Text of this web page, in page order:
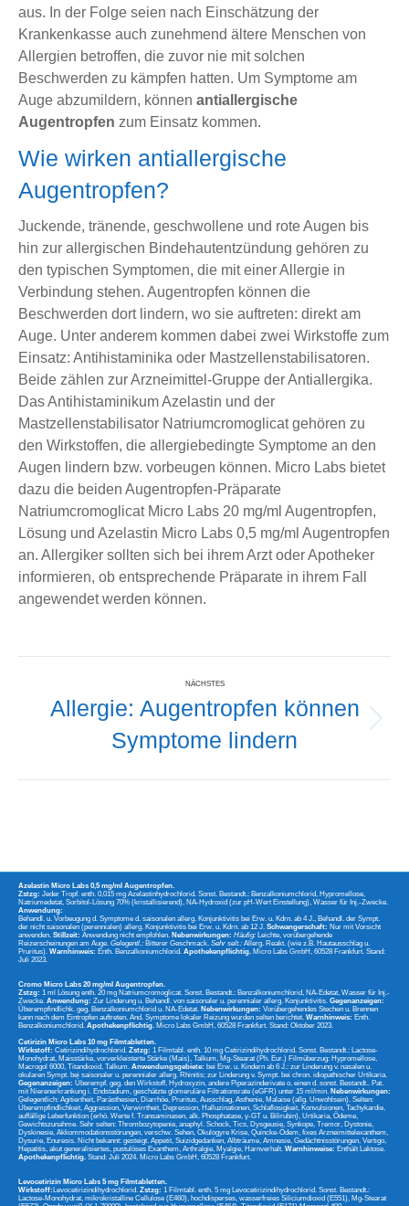
aus. In der Folge seien nach Einschätzung der
Krankenkasse auch zunehmend ältere Menschen von
Allergien betroffen, die zuvor nie mit solchen
Beschwerden zu kämpfen hatten. Um Symptome am
Auge abzumildern, können antiallergische
Augentropfen zum Einsatz kommen.
Wie wirken antiallergische
Augentropfen?
Juckende, tränende, geschwollene und rote Augen bis
hin zur allergischen Bindehautentzündung gehören zu
den typischen Symptomen, die mit einer Allergie in
Verbindung stehen. Augentropfen können die
Beschwerden dort lindern, wo sie auftreten: direkt am
Auge. Unter anderem kommen dabei zwei Wirkstoffe zum
Einsatz: Antihistaminika oder Mastzellenstabilisatoren.
Beide zählen zur Arzneimittel-Gruppe der Antiallergika.
Das Antihistaminikum Azelastin und der
Mastzellenstabilisator Natriumcromoglicat gehören zu
den Wirkstoffen, die allergiebedingte Symptome an den
Augen lindern bzw. vorbeugen können. Micro Labs bietet
dazu die beiden Augentropfen-Präparate
Natriumcromoglicat Micro Labs 20 mg/ml Augentropfen,
Lösung und Azelastin Micro Labs 0,5 mg/ml Augentropfen
an. Allergiker sollten sich bei ihrem Arzt oder Apotheker
informieren, ob entsprechende Präparate in ihrem Fall
angewendet werden können.
NÄCHSTES
Nächster
Beitrag:
Allergie: Augentropfen können
Symptome lindern
Azelastin Micro Labs 0,5 mg/ml Augentropfen.
Zstzg: Jeder Tropf. enth. 0,015 mg Azelastinhydrochlorid. Sonst. Bestandt.: Benzalkoniumchlorid, Hypromellose,
Natriumedetat, Sorbitol-Lösung 70% (kristallisierend), NA-Hydroxid (zur pH-Wert Einstellung), Wasser für Inj.-Zwecke.
Anwendung:
Behandl. u. Vorbeugung d. Symptome d. saisonalen allerg. Konjunktivitis bei Erw. u. Kdrn. ab 4 J., Behandl. der Sympt.
der nicht saisonalen (perennialen) allerg. Konjunktivitis bei Erw. u. Kdrn. ab 12 J. Schwangerschaft: Nur mit Vorsicht
anwenden. Stillzeit: Anwendung nicht empfohlen. Nebenwirkungen: Häufig: Leichte, vorübergehende
Reizerscheinungen am Auge. Gelegentl.: Bitterer Geschmack. Sehr selt.: Allerg. Reakt. (wie z.B. Hautausschlag u.
Pruritus). Warnhinweis: Enth. Benzalkoniumchlorid. Apothekenpflichtig. Micro Labs GmbH, 60528 Frankfurt. Stand:
Juli 2023.
Cromo Micro Labs 20 mg/ml Augentropfen.
Zstzg: 1 ml Lösung enth. 20 mg Natriumcromoglicat. Sonst. Bestandt.: Benzalkoniumchlorid, NA-Edetat, Wasser für Inj.-
Zwecke. Anwendung: Zur Linderung u. Behandl. von saisonaler u. perennialer allerg. Konjunktivitis. Gegenanzeigen:
Überempfindlichk. geg. Benzalkoniumchlorid u. NA-Edetat. Nebenwirkungen: Vorübergehendes Stechen u. Brennen
kann nach dem Eintropfen auftreten. And. Symptome lokaler Reizung wurden selten berichtet. Warnhinweis: Enth.
Benzalkoniumchlorid. Apothekenpflichtig. Micro Labs GmbH, 60528 Frankfurt. Stand: Oktober 2023.
Cetirizin Micro Labs 10 mg Filmtabletten.
Wirkstoff: Cetirizindihydrochlorid. Zstzg: 1 Filmtabl. enth. 10 mg Cetirizindihydrochlorid. Sonst. Bestandt.: Lactose-
Monohydrat, Maisstärke, vorverkleisterte Stärke (Mais), Talkum, Mg-Stearat (Ph. Eur.) Filmüberzug: Hypromellose,
Macrogol 6000, Titandioxid, Talkum. Anwendungsgebiete: bei Erw. u. Kindern ab 6 J.: zur Linderung v. nasalen u.
okularen Sympt. bei saisonaler u. perennialer allerg. Rhinitis; zur Linderung v. Sympt. bei chron. idiopathischer Urtikaria.
Gegenanzeigen: Überempf. geg. den Wirkstoff, Hydroxyzin, andere Piperazinderivate o. einen d. sonst. Bestandt.. Pat.
mit Nierenerkrankung i. Endstadium, geschätzte glomeruläre Filtrationsrate (eGFR) unter 15 ml/min. Nebenwirkungen:
Gelegentlich: Agitiertheit, Parästhesien, Diarrhöe, Pruritus, Ausschlag, Asthenie, Malaise (allg. Unwohlsein). Selten:
Überempfindlichkeit, Aggression, Verwirrtheit, Depression, Halluzinationen, Schlaflosigkeit, Konvulsionen, Tachykardie,
auffällige Leberfunktion (erhö. Werte f. Transaminasen, alk. Phosphatase, γ-GT u. Bilirubin), Urtikaria, Ödeme,
Gewichtszunahme. Sehr selten: Thrombozytopenie, anaphyl. Schock, Tics, Dysgeusie, Synkope, Tremor, Dystonie,
Dyskinesie, Akkommodationsstörungen, verschw. Sehen, Okulogyre Krise, Quincke-Ödem, fixes Arzneimittelexanthem,
Dysurie, Enuresis. Nicht bekannt: gesteigt. Appetit, Suizidgedanken, Albträume, Amnesie, Gedächtnisstörungen, Vertigo,
Hepatitis, akut generalisiertes, pustulöses Exanthem, Arthralgie, Myalgie, Harnverhalt. Warnhinweise: Enthält Laktose.
Apothekenpflichtig. Stand: Juli 2024. Micro Labs GmbH, 60528 Frankfurt.
Levocetirizin Micro Labs 5 mg Filmtabletten.
Wirkstoff: Levocetirizindihydrochlorid. Zstzg: 1 Filmtabl. enth. 5 mg Levocetirizindihydrochlorid. Sonst. Bestandt.:
Lactose-Monohydrat, mikrokristalline Cellulose (E460), hochdisperses, wasserfreies Siliciumdioxid (E551), Mg-Stearat